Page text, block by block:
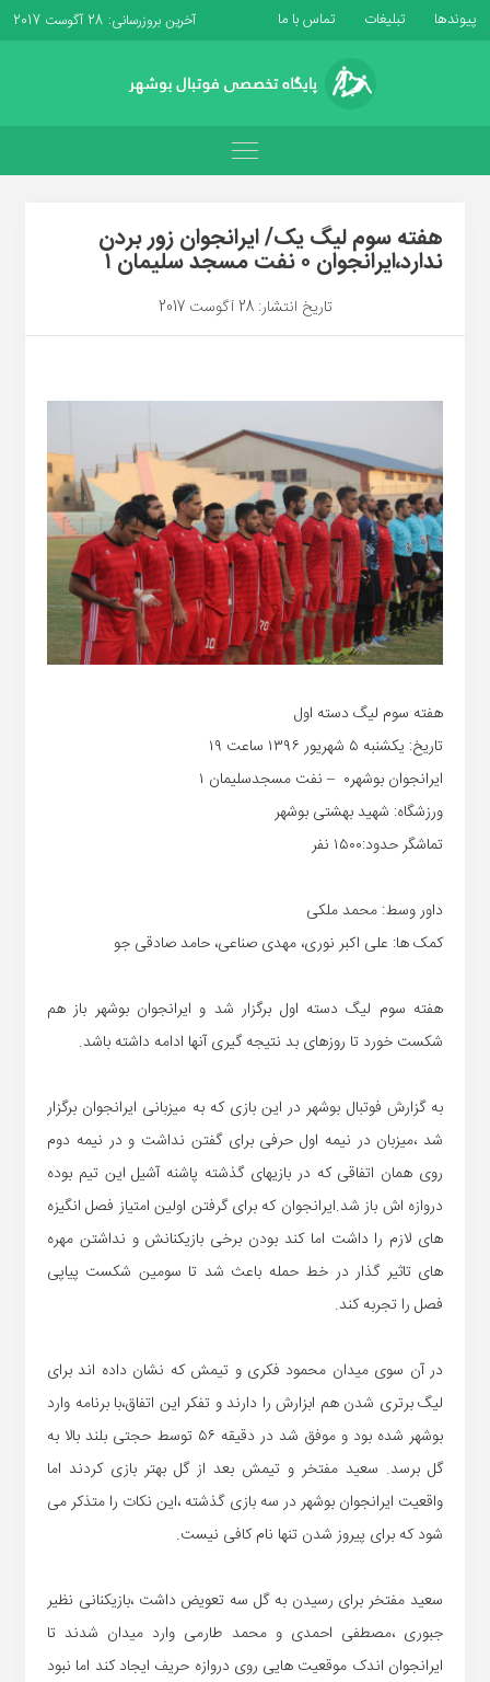
پیوندها تبلیغات تماس با ما آخرین بروزرسانی: 28 آگوست 2017
هفته سوم لیگ یک/ ایرانجوان زور بردن
ندارد،ایرانجوان ۰ نفت مسجد سلیمان ۱
تاریخ انتشار: 28 آگوست 2017
هفته سوم لیگ دسته اول
تاریخ: یکشنبه ۵ شهریور ۱۳۹۶ ساعت ۱۹
ایرانجوان بوشهر۰ – نفت مسجدسلیمان ۱
ورزشگاه: شهید بهشتی بوشهر
تماشگر حدود:۱۵۰۰ نفر
داور وسط: محمد ملکی
کمک ها: علی اکبر نوری، مهدی صناعی، حامد صادقی جو
هفته سوم لیگ دسته اول برگزار شد و ایرانجوان بوشهر باز هم
شکست خورد تا روزهای بد نتیجه گیری آنها ادامه داشته باشد.
به گزارش فوتبال بوشهر در این بازی که به میزبانی ایرانجوان برگزار
شد ،میزبان در نیمه اول حرفی برای گفتن نداشت و در نیمه دوم
روی همان اتفاقی که در بازیهای گذشته پاشنه آشیل این تیم بوده
دروازه اش باز شد.ایرانجوان که برای گرفتن اولین امتیاز فصل انگیزه
های لازم را داشت اما کند بودن برخی بازیکنانش و نداشتن مهره
های تاثیر گذار در خط حمله باعث شد تا سومین شکست پیاپی
فصل را تجربه کند.
در آن سوی میدان محمود فکری و تیمش که نشان داده اند برای
لیگ برتری شدن هم ابزارش را دارند و تفکر این اتفاق،با برنامه وارد
بوشهر شده بود و موفق شد در دقیقه ۵۶ توسط حجتی بلند بالا به
گل برسد. سعید مفتخر و تیمش بعد از گل بهتر بازی کردند اما
واقعیت ایرانجوان بوشهر در سه بازی گذشته ،این نکات را متذکر می
شود که برای پیروز شدن تنها نام کافی نیست.
سعید مفتخر برای رسیدن به گل سه تعویض داشت ،بازیکنانی نظیر
جبوری ،مصطفی احمدی و محمد طارمی وارد میدان شدند تا
ایرانجوان اندک موقعیت هایی روی دروازه حریف ایجاد کند اما نبود